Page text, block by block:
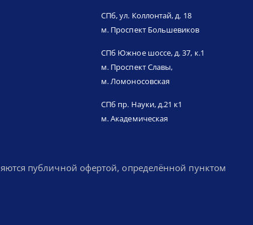
СПб, ул. Коллонтай, д. 18
м. Проспект Большевиков
СПб Южное шоссе, д. 37, к.1
м. Проспект Славы,
м. Ломоносовская
СПб пр. Науки, д.21 к1
м. Академическая
публичной офертой, определённой пунктом